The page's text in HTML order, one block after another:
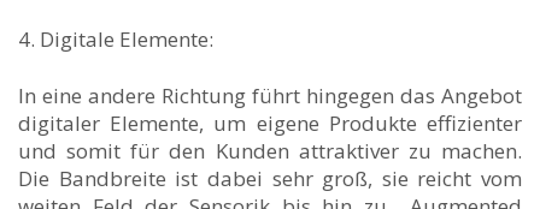
4. Digitale Elemente:
In eine andere Richtung führt hingegen das Angebot
digitaler Elemente, um eigene Produkte effizienter
und somit für den Kunden attraktiver zu machen.
Die Bandbreite ist dabei sehr groß, sie reicht vom